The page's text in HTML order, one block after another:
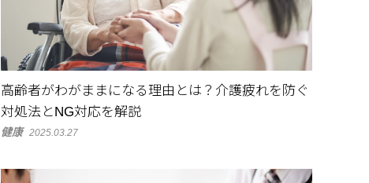
高齢者がわがままになる理由とは？介護疲れを防ぐ
対処法とNG対応を解説
健康 2025.03.27